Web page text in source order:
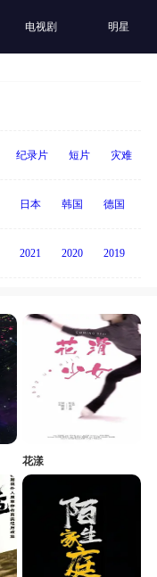
电视剧 明星
纪录片 短片 灾难
日本 韩国 德国
2021 2020 2019
花漾